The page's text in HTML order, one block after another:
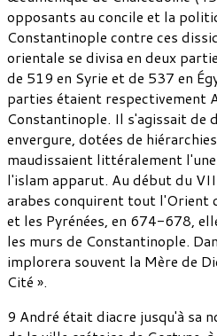
opposants au concile et la
Constantinople contre ces
orientale se divisa en deux
de 519 en Syrie et de 537 en
parties étaient respectivement
Constantinople. Il s'agissait de
envergure, dotées de
maudissaient littéralement
l'islam apparut. Au début du
arabes conquirent tout l'Orient
et les Pyrénées, en 674-678,
les murs de Constantinople.
implorera souvent la Mère de
Cité ».
9 André était diacre jusqu'à sa